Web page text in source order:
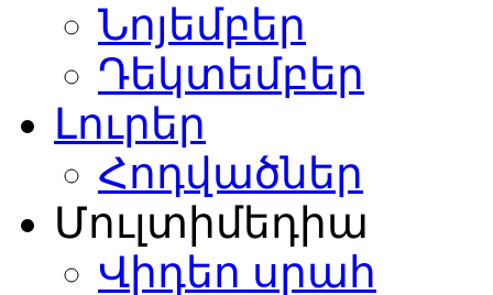
Նոյեմբեր
Դեկտեմբեր
Լուրեր
Հոդվածներ
Մուլտիմեդիա
Վիդեո սրահ